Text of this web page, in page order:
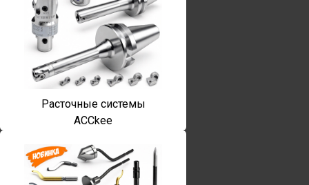
Расточные системы
ACCkee